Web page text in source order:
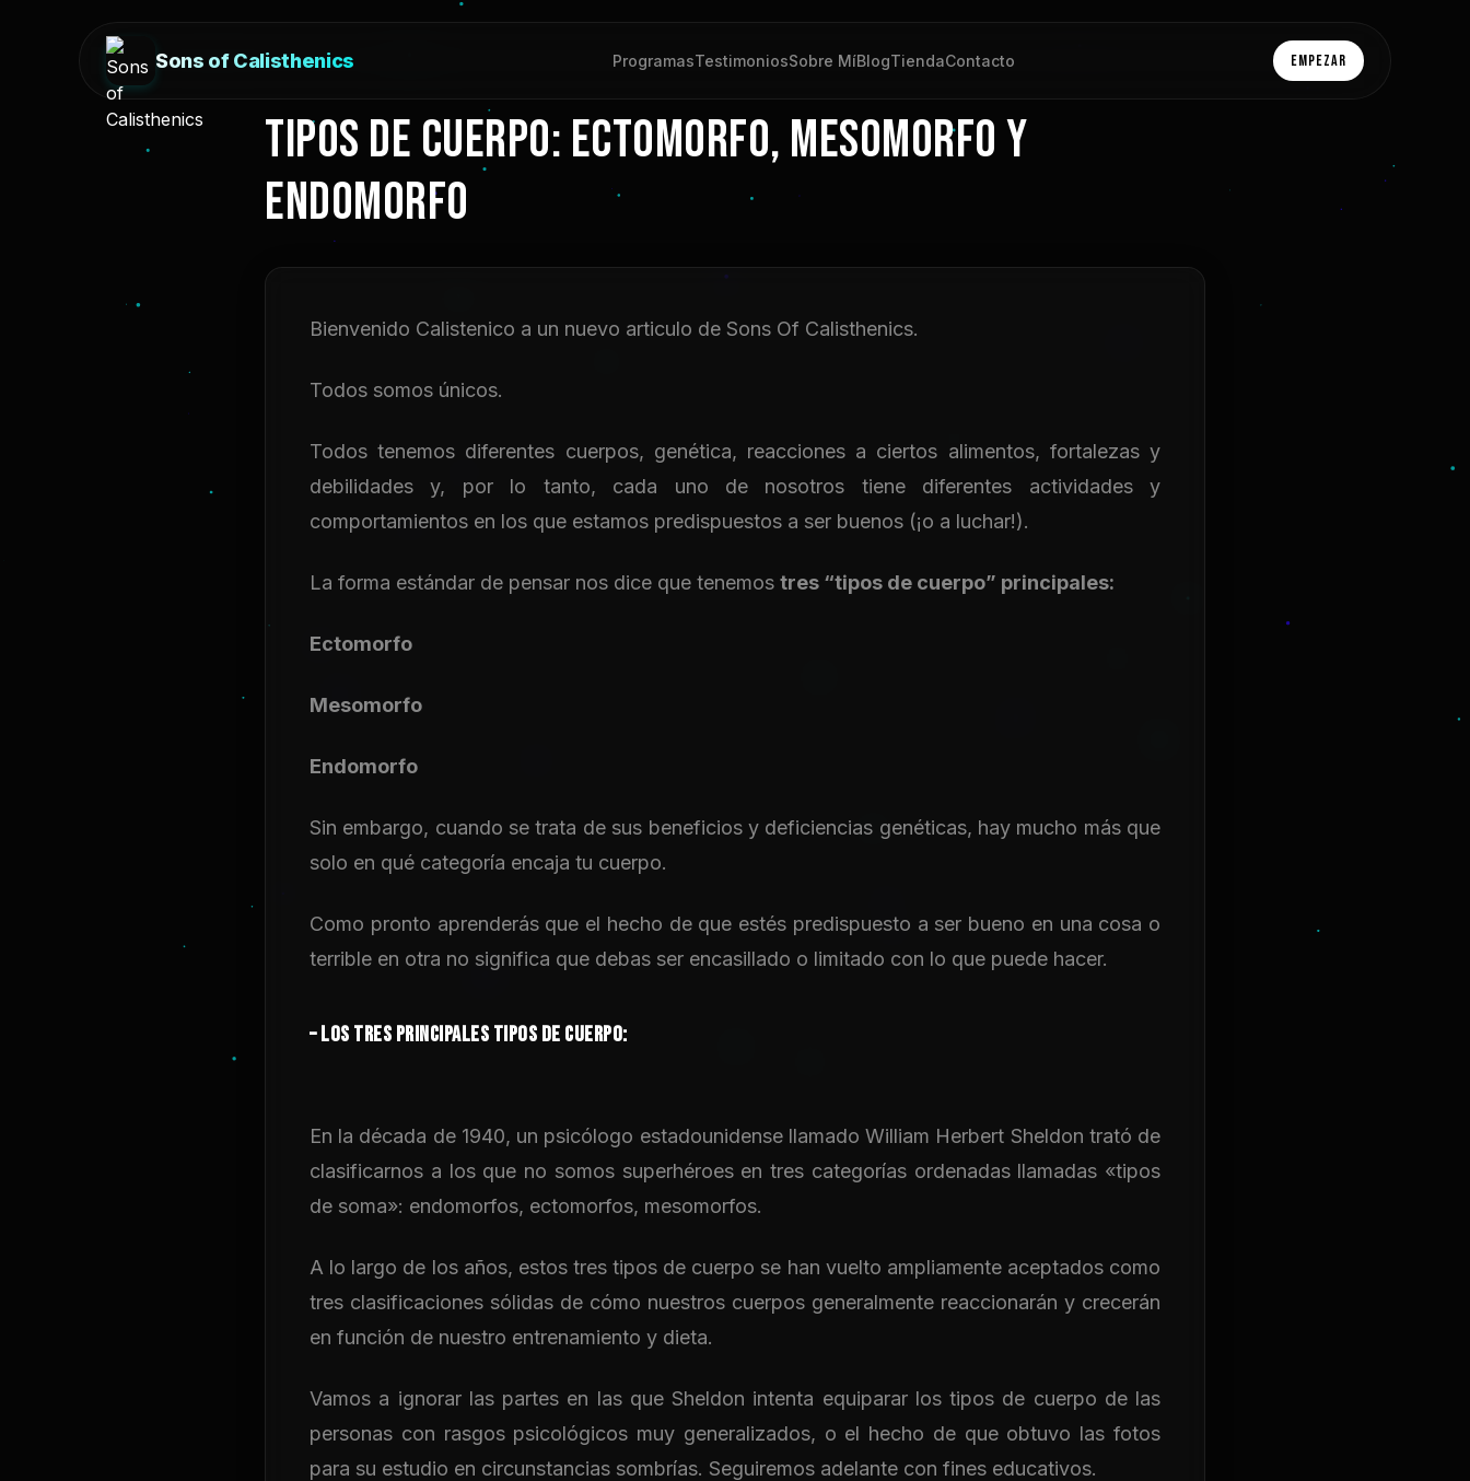
Sons of Calisthenics ProgramasTestimoniosSobre MíBlogTiendaContacto Empezar
TIPOS DE CUERPO: ECTOMORFO, MESOMORFO Y
ENDOMORFO
Bienvenido Calistenico a un nuevo articulo de Sons Of Calisthenics.
Todos somos únicos.
Todos tenemos diferentes cuerpos, genética, reacciones a ciertos alimentos, fortalezas y
debilidades y, por lo tanto, cada uno de nosotros tiene diferentes actividades y
comportamientos en los que estamos predispuestos a ser buenos (¡o a luchar!).
La forma estándar de pensar nos dice que tenemos tres “tipos de cuerpo” principales:
Ectomorfo
Mesomorfo
Endomorfo
Sin embargo, cuando se trata de sus beneficios y deficiencias genéticas, hay mucho más que
solo en qué categoría encaja tu cuerpo.
Como pronto aprenderás que el hecho de que estés predispuesto a ser bueno en una cosa o
terrible en otra no significa que debas ser encasillado o limitado con lo que puede hacer.
–LOS TRES PRINCIPALES TIPOS DE CUERPO:
En la década de 1940, un psicólogo estadounidense llamado William Herbert Sheldon trató de
clasificarnos a los que no somos superhéroes en tres categorías ordenadas llamadas «tipos
de soma»: endomorfos, ectomorfos, mesomorfos.
A lo largo de los años, estos tres tipos de cuerpo se han vuelto ampliamente aceptados como
tres clasificaciones sólidas de cómo nuestros cuerpos generalmente reaccionarán y crecerán
en función de nuestro entrenamiento y dieta.
Vamos a ignorar las partes en las que Sheldon intenta equiparar los tipos de cuerpo de las
personas con rasgos psicológicos muy generalizados, o el hecho de que obtuvo las fotos
para su estudio en circunstancias sombrías. Seguiremos adelante con fines educativos.